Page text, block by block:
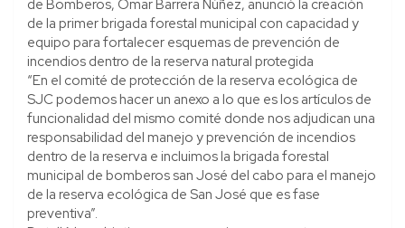
de Bomberos, Omar Barrera Núñez, anunció la creación
de la primer brigada forestal municipal con capacidad y
equipo para fortalecer esquemas de prevención de
incendios dentro de la reserva natural protegida
“En el comité de protección de la reserva ecológica de
SJC podemos hacer un anexo a lo que es los artículos de
funcionalidad del mismo comité donde nos adjudican una
responsabilidad del manejo y prevención de incendios
dentro de la reserva e incluimos la brigada forestal
municipal de bomberos san José del cabo para el manejo
de la reserva ecológica de San José que es fase
preventiva”.